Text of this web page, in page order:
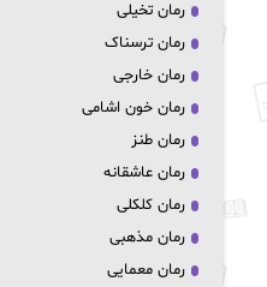
رمان تخیلی
رمان ترسناک
رمان خارجی
رمان خون اشامی
رمان طنز
رمان عاشقانه
رمان کلکلی
رمان مذهبی
رمان معمایی